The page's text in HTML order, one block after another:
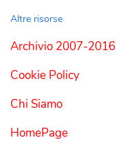
Altre risorse
Archivio 2007-2016
Cookie Policy
Chi Siamo
HomePage